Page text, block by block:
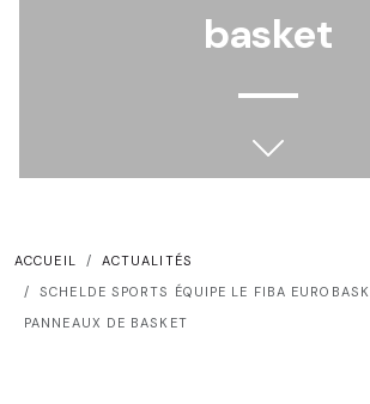
basket
ACCUEIL
ACTUALITÉS
SCHELDE SPORTS ÉQUIPE LE FIBA
PANNEAUX DE BASKET